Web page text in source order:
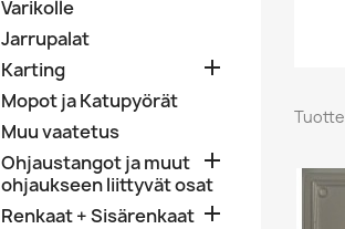
Varikolle
Jarrupalat
Karting

Mopot ja Katupyörät
Muu vaatetus
Ohjaustangot ja muut
ohjaukseen liittyvät osat

Renkaat + Sisärenkaat 